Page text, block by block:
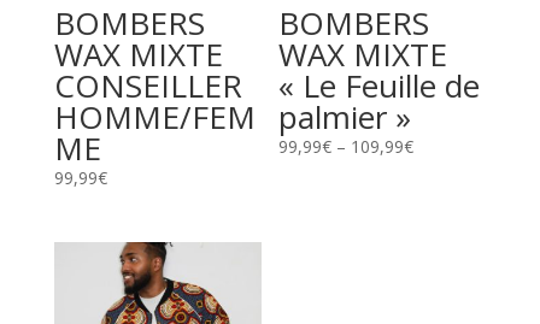
BOMBERS
WAX MIXTE
CONSEILLER
HOMME/FEM
ME
99,99€
BOMBERS
WAX MIXTE
« Le Feuille de
palmier »
99,99€ – 109,99€